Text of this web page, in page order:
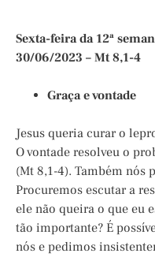
Sexta-feira da 12ª
30/06/2023 – Mt 8,1-4
Graça e vontade
Jesus queria curar o
O vontade resolveu o
(Mt 8,1-4). Também nós
Procuremos escutar a
ele não queira o que eu
tão importante? É
nós e pedimos